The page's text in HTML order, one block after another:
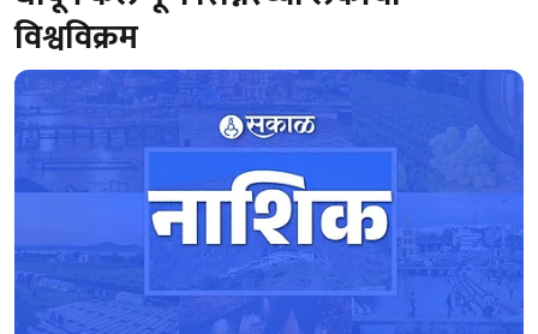
विश्वविक्रम